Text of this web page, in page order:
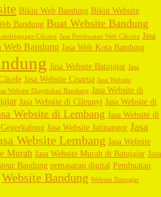
Bikin Web Bandung Bikin Website
Bandung Buat Website Bandung
Cikutra Jasa Pembuatan Web Cikutra Jasa
Web Bandung Jasa Web Kota Bandung
Jasa Website Batujajar Jasa
Jasa Website Cisarua Jasa Website
Website Diaptiukur Bandung Jasa Website di
Jasa Website di Cileunyi Jasa Website di
Website di Lembang Jasa Website di
Jasa Website Jatinangor Jasa
Website Lembang Jasa Website
Murah Jasa Website Murah di Batujajar Jasa
Bandung pemasaran digital Pembuatan
Website Bandung Website Batujajar